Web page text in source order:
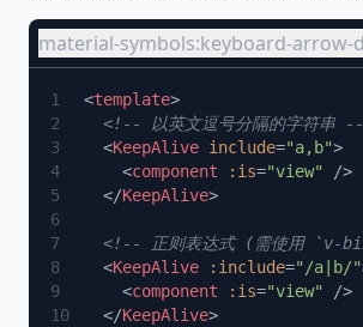
material-symbols:keyboard-arrow-
<template
  <
KeepAlive include="a,b"
    <
component :is="view"
  </
KeepAlive
  <
KeepAlive :include="/a|b/"
    <
component :is="view"
  </
KeepAlive